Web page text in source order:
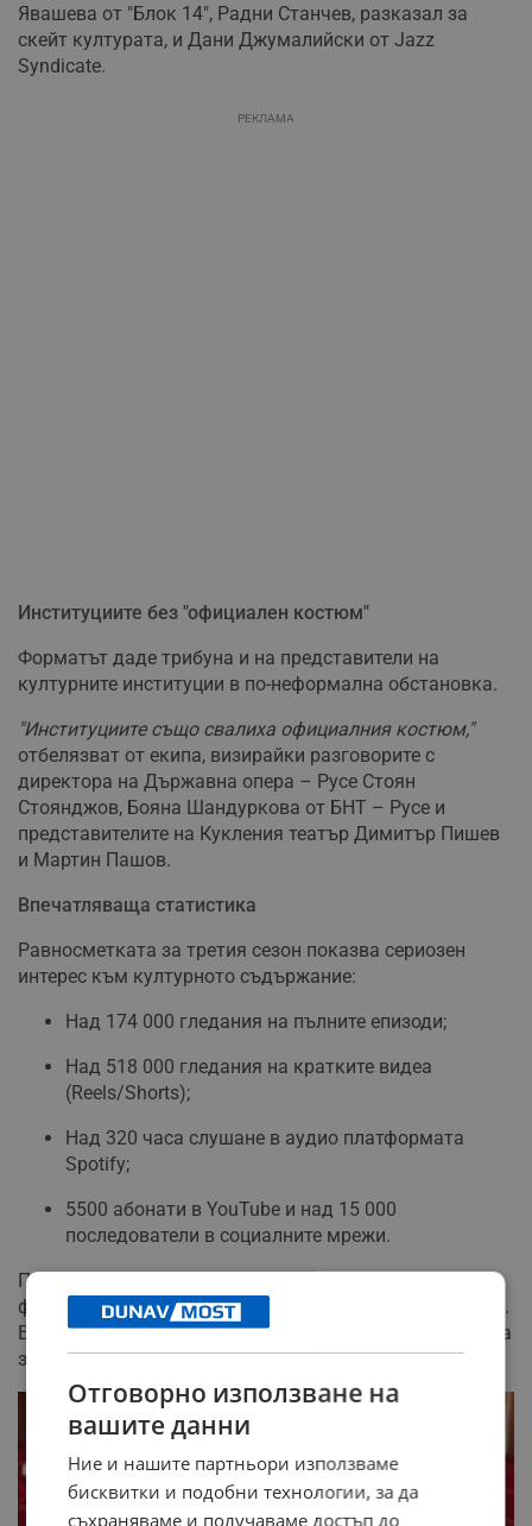
Явашева от "Блок 14", Радни Станчев, разказал за
скейт културата, и Дани Джумалийски от Jazz
Syndicate.
РЕКЛАМА
Институциите без "официален костюм"
Форматът даде трибуна и на представители на
културните институции в по-неформална обстановка.
"Институциите също свалиха официалния костюм,"
отбелязват от екипа, визирайки разговорите с
директора на Държавна опера – Русе Стоян
Стоянджов, Бояна Шандуркова от БНТ – Русе и
представителите на Кукления театър Димитър Пишев
и Мартин Пашов.
Впечатляваща статистика
Равносметката за третия сезон показва сериозен
интерес към културното съдържание:
Над 174 000 гледания на пълните епизоди;
Над 518 000 гледания на кратките видеа
(Reels/Shorts);
Над 320 часа слушане в аудио платформата
Spotify;
5500 абонати в YouTube и над 15 000
последователи в социалните мрежи.
Проектът е реализиран от сдружение "СтендАрт" с
финансовата подкрепа на Национален фонд "Култура".
Екипът, включващ и Светлин Големански, вече загатва
за подготовката на четвърти сезон.
Отговорно използване на
вашите данни
Ние и нашите партньори използваме
бисквитки и подобни технологии, за да
съхраняваме и получаваме достъп до